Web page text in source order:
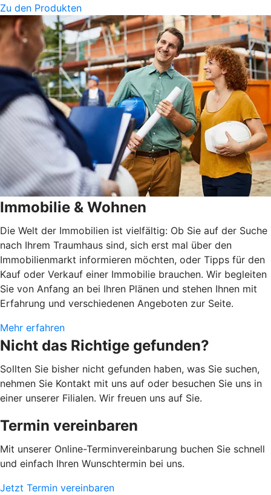
Zu den Produkten
Immobilie & Wohnen
Die Welt der Immobilien ist vielfältig: Ob Sie auf der Suche
nach Ihrem Traumhaus sind, sich erst mal über den
Immobilienmarkt informieren möchten, oder Tipps für den
Kauf oder Verkauf einer Immobilie brauchen. Wir begleiten
Sie von Anfang an bei Ihren Plänen und stehen Ihnen mit
Erfahrung und verschiedenen Angeboten zur Seite.
Mehr erfahren
Nicht das Richtige gefunden?
Sollten Sie bisher nicht gefunden haben, was Sie suchen,
nehmen Sie Kontakt mit uns auf oder besuchen Sie uns in
einer unserer Filialen. Wir freuen uns auf Sie.
Termin vereinbaren
Mit unserer Online-Terminvereinbarung buchen Sie schnell
und einfach Ihren Wunschtermin bei uns.
Jetzt Termin vereinbaren